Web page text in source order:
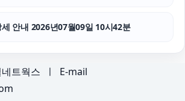
안내 2026년07월09일 10시42분
네트웍스 ㅣ E-mail